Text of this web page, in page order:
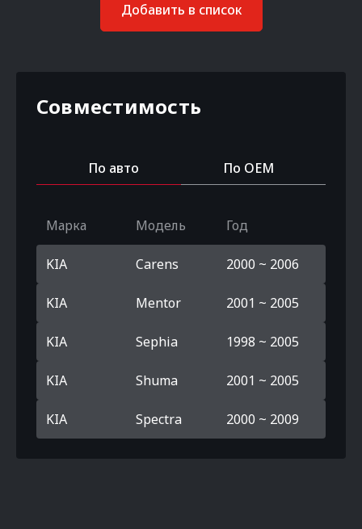
Добавить в список
Совместимость
По авто По OEM
Марка Модель Год
KIA Carens 2000 ~ 2006
KIA Mentor 2001 ~ 2005
KIA Sephia 1998 ~ 2005
KIA Shuma 2001 ~ 2005
KIA Spectra 2000 ~ 2009